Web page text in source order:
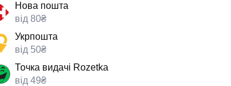
Нова пошта
від 80₴
Укрпошта
від 50₴
Точка видачі Rozetka
від 49₴